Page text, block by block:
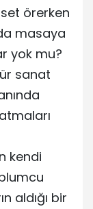
set örerken
masaya
yok mu?
sanat
kendi
aldığı bir